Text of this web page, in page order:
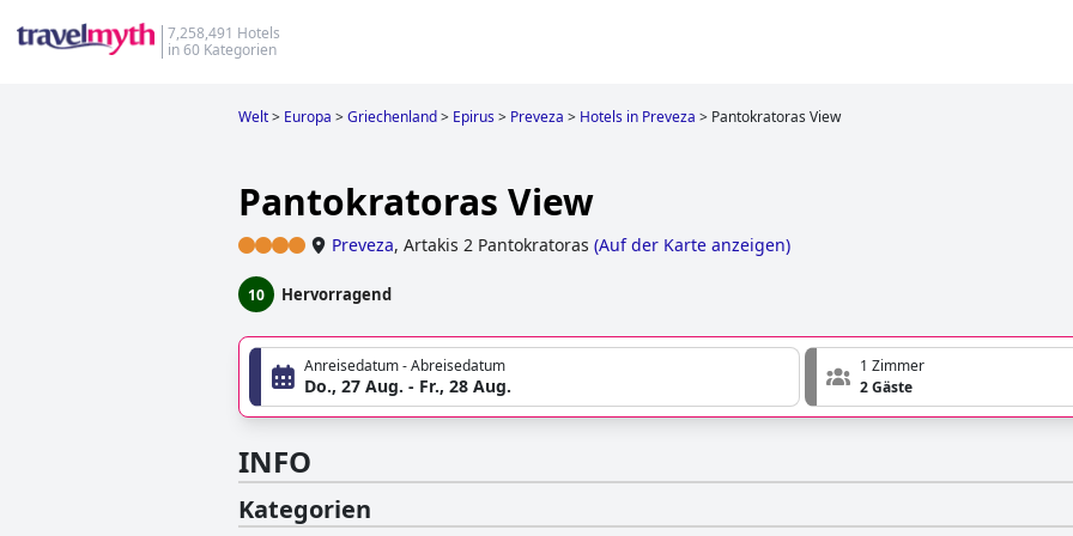
7,258,491 Hotels
in 60 Kategorien
Welt> Europa >Griechenland> Epirus> Preveza > Hotels in Preveza > Pantokratoras View
Pantokratoras View
Preveza, Artakis 2 Pantokratoras (Auf der Karte anzeigen)
10 Hervorragend
Anreisedatum - Abreisedatum
Do., 27 Aug. - Fr., 28 Aug.
1 Zimmer
2 Gäste
INFO
Kategorien